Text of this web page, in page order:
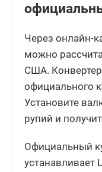
63.5452
Тайский бат
24.6205
Таджикский
Через онлайн-
можно
США. Конвертер
официального
Установите
рупий и
Официальный
устанавливает